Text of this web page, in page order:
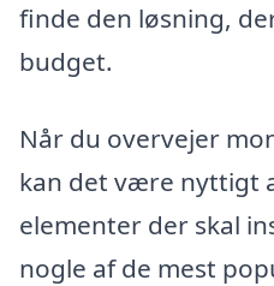
finde den løsning,
budget.
Når du overvejer
kan det være nyttigt
elementer der skal
nogle af de mest